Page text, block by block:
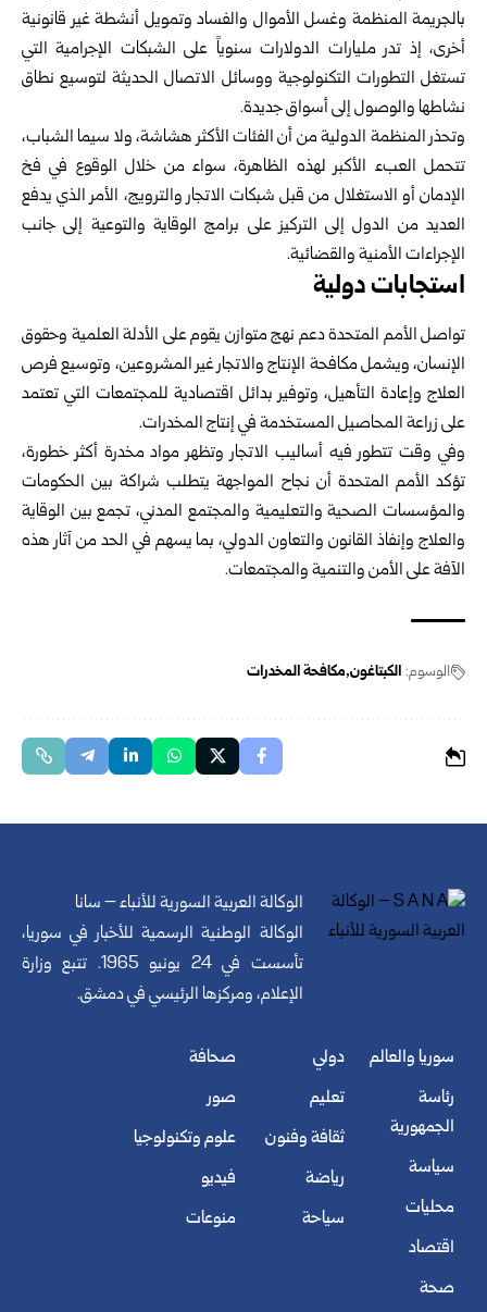
بالجريمة المنظمة وغسل الأموال والفساد وتمويل أنشطة غير قانونية
أخرى، إذ تدر مليارات الدولارات سنوياً على الشبكات الإجرامية التي
تستغل التطورات التكنولوجية ووسائل الاتصال الحديثة لتوسيع نطاق
نشاطها والوصول إلى أسواق جديدة.
وتحذر المنظمة الدولية من أن الفئات الأكثر هشاشة، ولا سيما الشباب،
تتحمل العبء الأكبر لهذه الظاهرة، سواء من خلال الوقوع في فخ
الإدمان أو الاستغلال من قبل شبكات الاتجار والترويج، الأمر الذي يدفع
العديد من الدول إلى التركيز على برامج الوقاية والتوعية إلى جانب
الإجراءات الأمنية والقضائية.
استجابات دولية
تواصل الأمم المتحدة دعم نهج متوازن يقوم على الأدلة العلمية وحقوق
الإنسان، ويشمل مكافحة الإنتاج والاتجار غير المشروعين، وتوسيع فرص
العلاج وإعادة التأهيل، وتوفير بدائل اقتصادية للمجتمعات التي تعتمد
على زراعة المحاصيل المستخدمة في إنتاج المخدرات.
وفي وقت تتطور فيه أساليب الاتجار وتظهر مواد مخدرة أكثر خطورة،
تؤكد الأمم المتحدة أن نجاح المواجهة يتطلب شراكة بين الحكومات
والمؤسسات الصحية والتعليمية والمجتمع المدني، تجمع بين الوقاية
والعلاج وإنفاذ القانون والتعاون الدولي، بما يسهم في الحد من آثار هذه
الآفة على الأمن والتنمية والمجتمعات.
الوسوم: الكبتاغون مكافحة المخدرات
الوكالة العربية السورية للأنباء – سانا
الوكالة الوطنية الرسمية للأخبار في سوريا،
تأسست في 24 يونيو 1965. تتبع وزارة
الإعلام، ومركزها الرئيسي في دمشق.
سوريا والعالم
رئاسة
الجمهورية
سياسة
محليات
اقتصاد
صحة
دولي
تعليم
ثقافة وفنون
رياضة
سياحة
صحافة
صور
علوم وتكنولوجيا
فيديو
منوعات